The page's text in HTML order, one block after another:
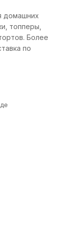
домашних
топперы,
Более
по